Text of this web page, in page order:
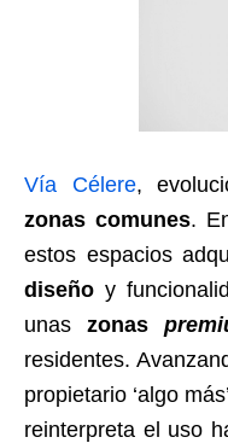
Vía Célere,
zonas comunes.
estos espacios
diseñoy
unas zonas
residentes.
propietario ‘algo
reinterpreta el uso